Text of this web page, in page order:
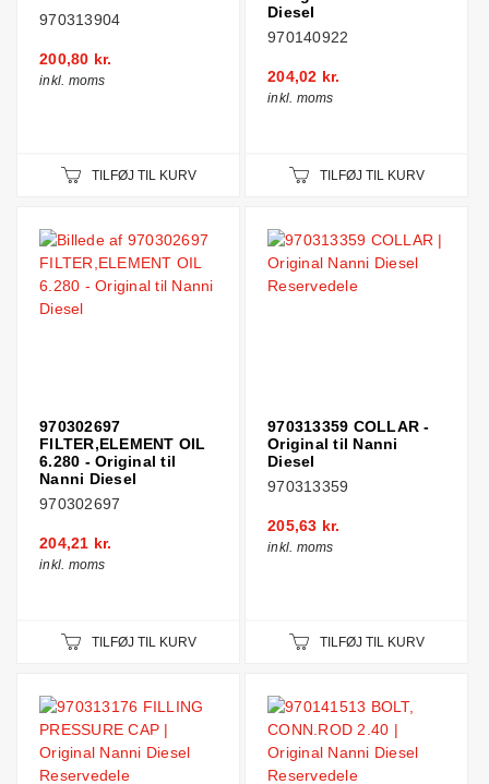
970313904
200,80 kr.
inkl. moms
TILFØJ TIL KURV
Diesel
970140922
204,02 kr.
inkl. moms
TILFØJ TIL KURV
970302697
FILTER,ELEMENT OIL
6.280 - Original til
Nanni Diesel
970302697
204,21 kr.
inkl. moms
TILFØJ TIL KURV
970313359 COLLAR -
Original til Nanni
Diesel
970313359
205,63 kr.
inkl. moms
TILFØJ TIL KURV